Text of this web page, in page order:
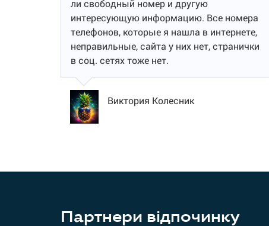
ли свободный номер и другую
интересующую информацию. Все номера
телефонов, которые я нашла в интернете,
неправильные, сайта у них нет, странички
в соц. сетях тоже нет.
Виктория Колесник
Партнери відпочинку